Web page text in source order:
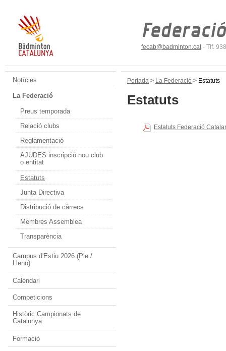
fecab@badminton.cat- Tlf.
Notícies
La Federació
Preus temporada
Relació clubs
Reglamentació
AJUDES inscripció nou club
o entitat
Estatuts
Junta Directiva
Distribució de càrrecs
Membres Assemblea
Transparència
Campus d'Estiu 2026 (Ple /
Lleno)
Calendari
Competicions
Històric Campionats de
Catalunya
Formació
Portada > La Federació > Estatuts
Estatuts
Estatuts Federació